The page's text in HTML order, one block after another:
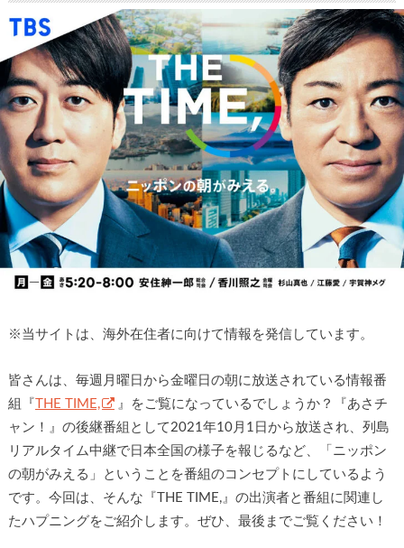
※ 当サイトは、海外在住者に向けて情報を発信しています。
皆さんは、毎週月曜日から金曜日の朝に放送されている情報番
組『
THE TIME,
』をご覧になっているでしょうか？『あさチ
ャン！』の後継番組として2021年10月1日から放送され、列島
リアルタイム中継で日本全国の様子を報じるなど、「ニッポン
の朝がみえる」ということを番組のコンセプトにしているよう
です。今回は、そんな『THE TIME,』の出演者と番組に関連し
たハプニングをご紹介します。ぜひ、最後までご覧ください！